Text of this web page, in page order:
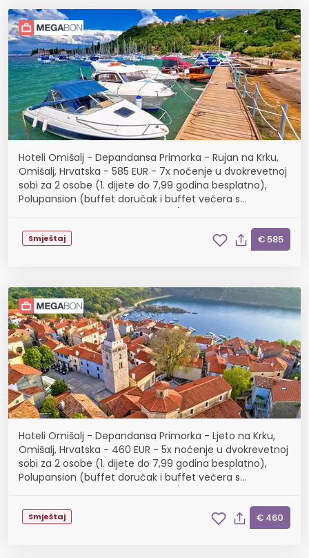
Hoteli Omišalj - Depandansa Primorka - Rujan na Krku,
Omišalj, Hrvatska - 585 EUR - 7x noćenje u dvokrevetnoj
sobi za 2 osobe (1. dijete do 7,99 godina besplatno),
Polupansion (buffet doručak i buffet večera s
Smještaj € 585
Hoteli Omišalj - Depandansa Primorka - Ljeto na Krku,
Omišalj, Hrvatska - 460 EUR - 5x noćenje u dvokrevetnoj
sobi za 2 osobe (1. dijete do 7,99 godina besplatno),
Polupansion (buffet doručak i buffet večera s
Smještaj € 460